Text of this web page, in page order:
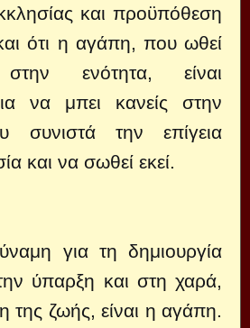
και προϋπόθεση
ότι η αγάπη, που ωθεί
ενότητα, είναι
να μπει κανείς στην
συνιστά την επίγεια
και να σωθεί εκεί.
για τη δημιουργία
ύπαρξη και στη χαρά,
της ζωής, είναι η αγάπη.